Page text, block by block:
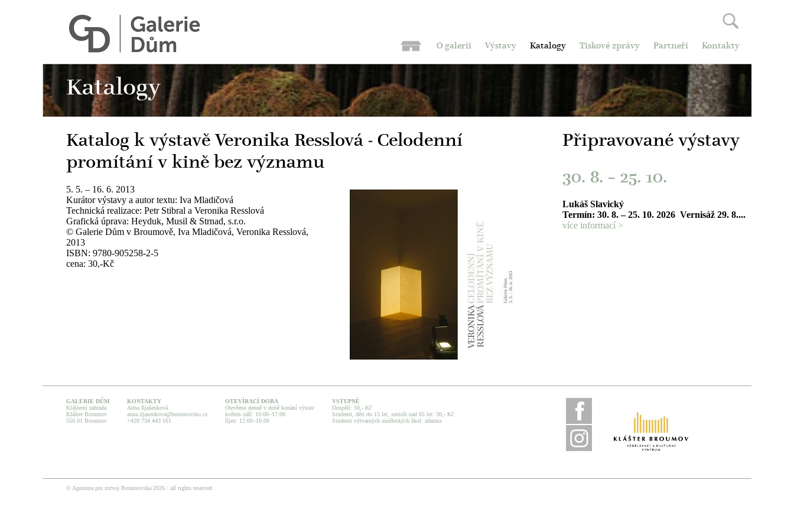
Kontakty
Partneři
Tiskové zprávy
Katalogy
Výstavy
O galerii
Katalogy
Katalog k výstavě Veronika Resslová - Celodenní
promítání v kině bez významu
5. 5. – 16. 6. 2013
Kurátor výstavy a autor textu: Iva Mladičová
Technická realizace: Petr Stibral a Veronika Resslová
Grafická úprava: Heyduk, Musil & Strnad, s.r.o.
© Galerie Dům v Broumově, Iva Mladičová, Veronika Resslová,
2013
ISBN: 9780-905258-2-5
cena: 30,-Kč
Připravované výstavy
30. 8. – 25. 10.
Lukáš Slavický
Termín: 30. 8. – 25. 10. 2026 Vernisáž 29. 8....
více informací >
GALERIE DŮM
Klášterní zahrada
Klášter Broumov
550 01 Broumov
KONTAKTY
Anna Iljašenková
anna.iljasenkova@broumovsko.cz
+420 734 443 161
OTEVÍRACÍ DOBA
Otevřeno denně v době konání výstav
květen–září: 10:00–17:00
říjen: 12:00–16:00
VSTUPNÉ
Dospělí: 50,- Kč
Studenti, děti do 15 let, senioři nad 65 let: 30,- Kč
Studenti výtvarných uměleckých škol: zdarma
© Agentura pro rozvoj Broumovska 2026 / all rights reserved